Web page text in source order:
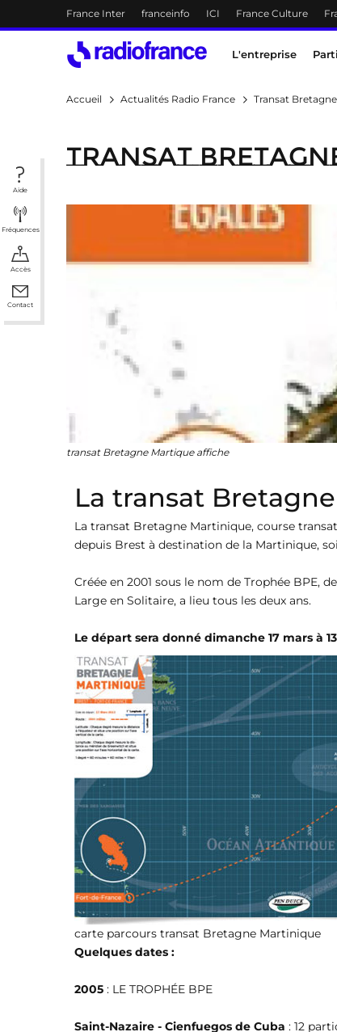
Accès direct :
Menu principal
France Inter franceinfo ICI France Culture
Menu principal
L'entreprise
Aide
Fréquences
Accès
Contact
Accueil Actualités Radio France Transat
Transat
transat Bretagne Martique affiche
La transat
La transat Bretagne Martinique, course
depuis Brest à destination de la Martinique,
Créée en 2001 sous le nom de Trophée BPE,
Large en Solitaire, a lieu tous les deux ans.
Le départ sera donné dimanche 17 mars à
carte parcours transat Bretagne Martinique
Quelques dates :
2005 : LE TROPHÉE BPE
Saint-Nazaire - Cienfuegos de Cuba : 12